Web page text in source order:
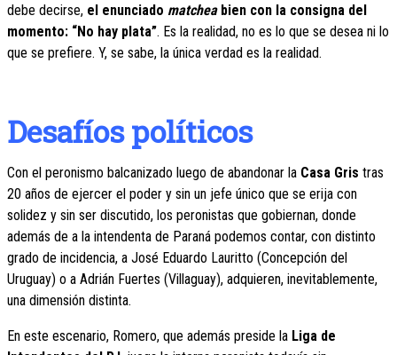
debe decirse, el enunciado matcheabien con la consigna del
momento: “No hay plata”. Es la realidad, no es lo que se desea ni lo
que se prefiere. Y, se sabe, la única verdad es la realidad.
Desafíos políticos
Con el peronismo balcanizado luego de abandonar la Casa Gris tras
20 años de ejercer el poder y sin un jefe único que se erija con
solidez y sin ser discutido, los peronistas que gobiernan, donde
además de a la intendenta de Paraná podemos contar, con distinto
grado de incidencia, a José Eduardo Lauritto (Concepción del
Uruguay) o a Adrián Fuertes (Villaguay), adquieren, inevitablemente,
una dimensión distinta.
En este escenario, Romero, que además preside la Liga de